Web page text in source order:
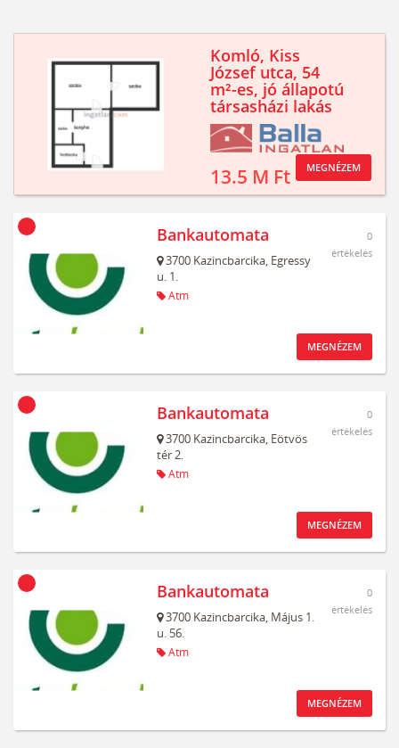
Komló, Kiss
József utca, 54
m²-es, jó állapotú
társasházi lakás
13.5 M Ft MEGNÉZEM
Bankautomata
3700 Kazincbarcika, Egressy
u. 1.
Atm
0
értékelés
MEGNÉZEM
Bankautomata
3700 Kazincbarcika, Eötvös
tér 2.
Atm
0
értékelés
MEGNÉZEM
Bankautomata
3700 Kazincbarcika, Május 1.
u. 56.
Atm
0
értékelés
MEGNÉZEM